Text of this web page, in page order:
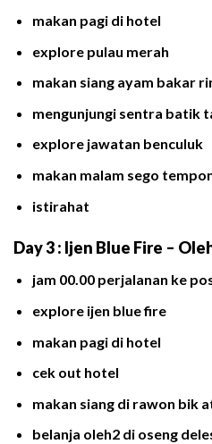
makan pagi di hotel
explore pulau merah
makan siang ayam bakar
mengunjungi sentra batik
explore jawatan benculuk
makan malam sego
istirahat
Day 3 : Ijen Blue Fire –
jam 00.00 perjalanan ke
explore ijen blue fire
makan pagi di hotel
cek out hotel
makan siang di rawon bik
belanja oleh2 di oseng